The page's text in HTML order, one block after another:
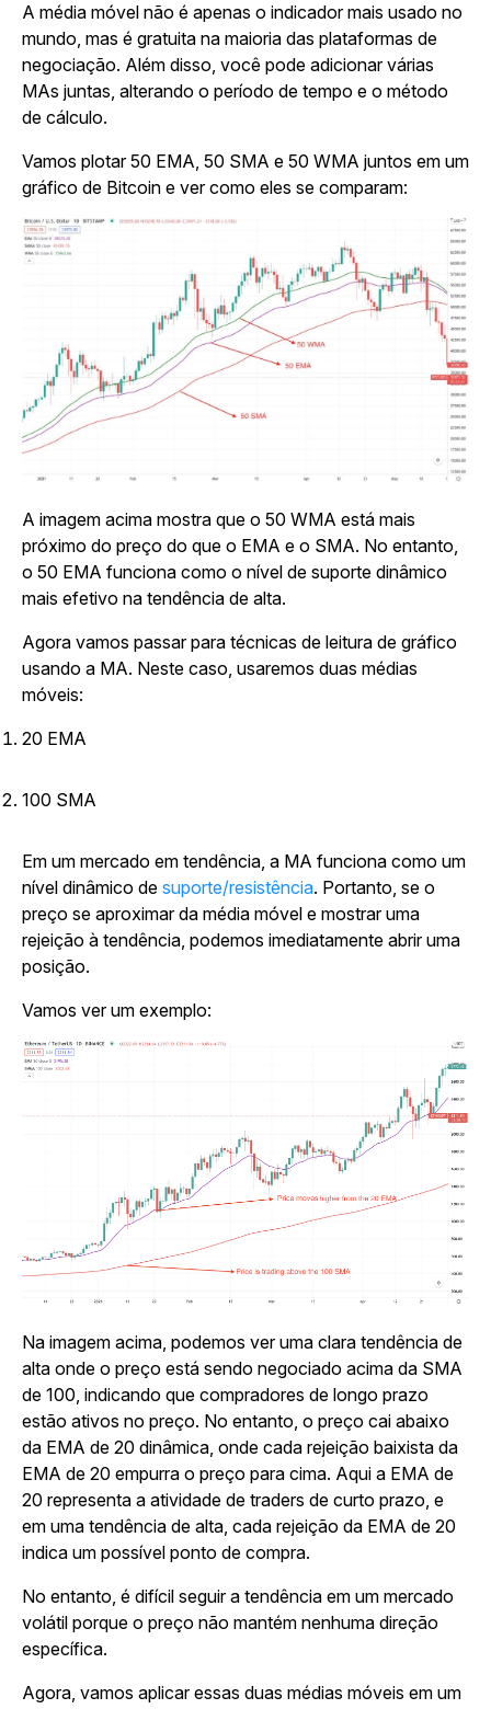
A média móvel não é apenas o indicador mais usado no
mundo, mas é gratuita na maioria das plataformas de
negociação. Além disso, você pode adicionar várias
MAs juntas, alterando o período de tempo e o método
de cálculo.
Vamos plotar 50 EMA, 50 SMA e 50 WMA juntos em um
gráfico de Bitcoin e ver como eles se comparam:
A imagem acima mostra que o 50 WMA está mais
próximo do preço do que o EMA e o SMA. No entanto,
o 50 EMA funciona como o nível de suporte dinâmico
mais efetivo na tendência de alta.
Agora vamos passar para técnicas de leitura de gráfico
usando a MA. Neste caso, usaremos duas médias
móveis:
20 EMA
100 SMA
Em um mercado em tendência, a MA funciona como um
nível dinâmico de suporte/resistência. Portanto, se o
preço se aproximar da média móvel e mostrar uma
rejeição à tendência, podemos imediatamente abrir uma
posição.
Vamos ver um exemplo:
Na imagem acima, podemos ver uma clara tendência de
alta onde o preço está sendo negociado acima da SMA
de 100, indicando que compradores de longo prazo
estão ativos no preço. No entanto, o preço cai abaixo
da EMA de 20 dinâmica, onde cada rejeição baixista da
EMA de 20 empurra o preço para cima. Aqui a EMA de
20 representa a atividade de traders de curto prazo, e
em uma tendência de alta, cada rejeição da EMA de 20
indica um possível ponto de compra.
No entanto, é difícil seguir a tendência em um mercado
volátil porque o preço não mantém nenhuma direção
específica.
Agora, vamos aplicar essas duas médias móveis em um